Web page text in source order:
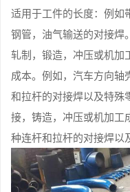
适用于工件的长度：例如
钢管，油气输送的对接焊
轧制，锻造，冲压或机加
成本。例如，汽车方向轴
和拉杆的对接焊以及特殊
接，铸造，冲压或机加工
种连杆和拉杆的对接焊以